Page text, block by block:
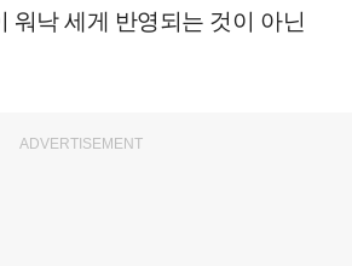
워낙 세게 반영되는 것이 아닌
ADVERTISEMENT